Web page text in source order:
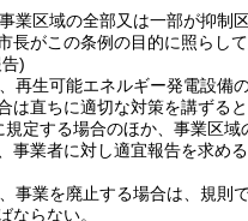
業区域の全部又は一部が抑制
長がこの条例の目的に照らし
)
再生可能エネルギー発電設備
は直ちに適切な対策を講ずる
規定する場合のほか、事業区
事業者に対し適宜報告を求める
事業を廃止する場合は、規則
ならない。